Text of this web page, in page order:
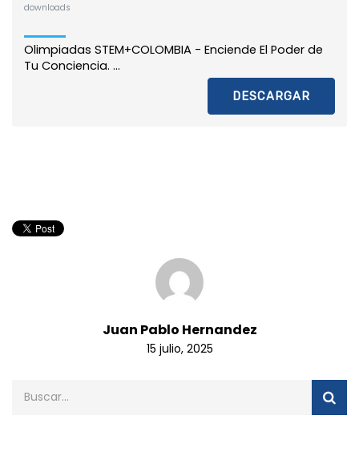
downloads
Olimpiadas STEM+COLOMBIA - Enciende El Poder de
Tu Conciencia. ...
DESCARGAR
Juan Pablo Hernandez
15 julio, 2025